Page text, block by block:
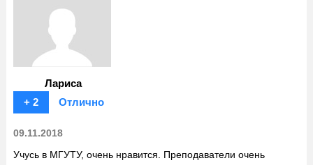
Лариса
+ 2
Отлично
09.11.2018
Учусь в МГУТУ, очень нравится. Преподаватели очень